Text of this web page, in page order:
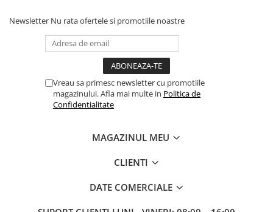
Newsletter Nu rata ofertele si promotiile noastre
Vreau sa primesc newsletter cu promotiile
magazinului. Afla mai multe in Politica de
Confidentialitate
MAGAZINUL MEU
CLIENTI
DATE COMERCIALE